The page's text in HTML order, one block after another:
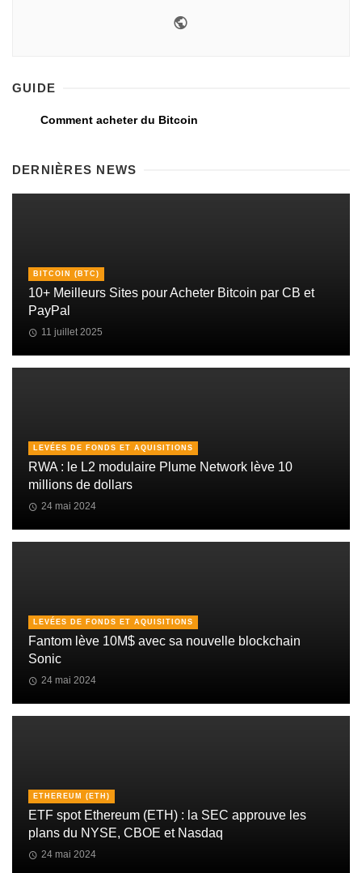
GUIDE
Comment acheter du Bitcoin
DERNIÈRES NEWS
BITCOIN (BTC)
10+ Meilleurs Sites pour Acheter Bitcoin par CB et
PayPal
11 juillet 2025
LEVÉES DE FONDS ET AQUISITIONS
RWA : le L2 modulaire Plume Network lève 10
millions de dollars
24 mai 2024
LEVÉES DE FONDS ET AQUISITIONS
Fantom lève 10M$ avec sa nouvelle blockchain
Sonic
24 mai 2024
ETHEREUM (ETH)
ETF spot Ethereum (ETH) : la SEC approuve les
plans du NYSE, CBOE et Nasdaq
24 mai 2024